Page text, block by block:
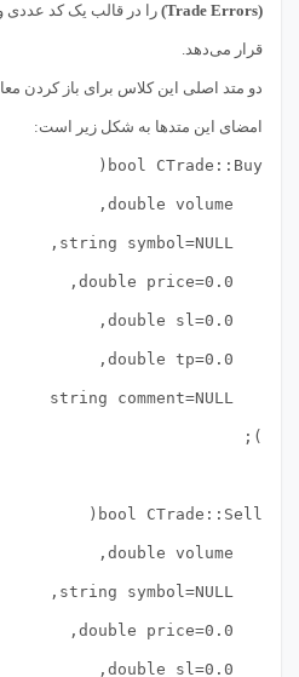
(Trade Errors) را در قالب یک کد عددی
قرار می‌دهد.
دو متد اصلی این کلاس برای باز کردن
امضای این متدها به شکل زیر است: